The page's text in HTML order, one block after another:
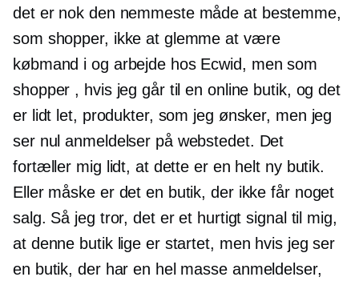
det er nok den nemmeste måde at bestemme,
som shopper, ikke at glemme at være
købmand i og arbejde hos Ecwid, men som
shopper , hvis jeg går til en online butik, og det
er lidt let, produkter, som jeg ønsker, men jeg
ser nul anmeldelser på webstedet. Det
fortæller mig lidt, at dette er en helt ny butik.
Eller måske er det en butik, der ikke får noget
salg. Så jeg tror, ​​det er et hurtigt signal til mig,
at denne butik lige er startet, men hvis jeg ser
en butik, der har en hel masse anmeldelser,